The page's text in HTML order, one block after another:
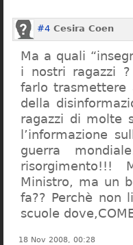
#4 Cesira Coen
Ma a quali
i nostri ragazzi
farlo
della
ragazzi di molte
l’informazione
guerra
risorgimento!!!
Ministro, ma un
fa?? Perchè non
scuole
18 Nov 2008, 00:28